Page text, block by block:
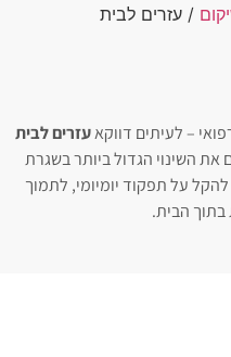
/ עזרים לבית
– לעיתים דווקאעזרים לבית
השינוי הגדול ביותר בשגרת
להקל על תפקוד יומיומי, לתמוך
הבית.